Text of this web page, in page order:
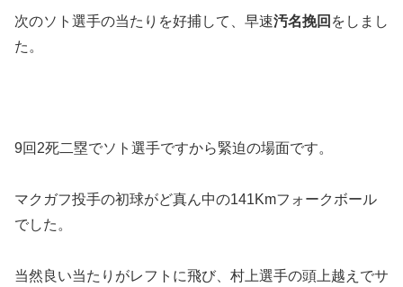
次のソト選手の当たりを好捕して、早速汚名挽回 をしまし
た。
9回2死二塁でソト選手ですから緊迫の場面です。
マクガフ投手の初球がど真ん中の141Kmフォークボール
でした。
当然良い当たりがレフトに飛び、村上選手の頭上越えでサ